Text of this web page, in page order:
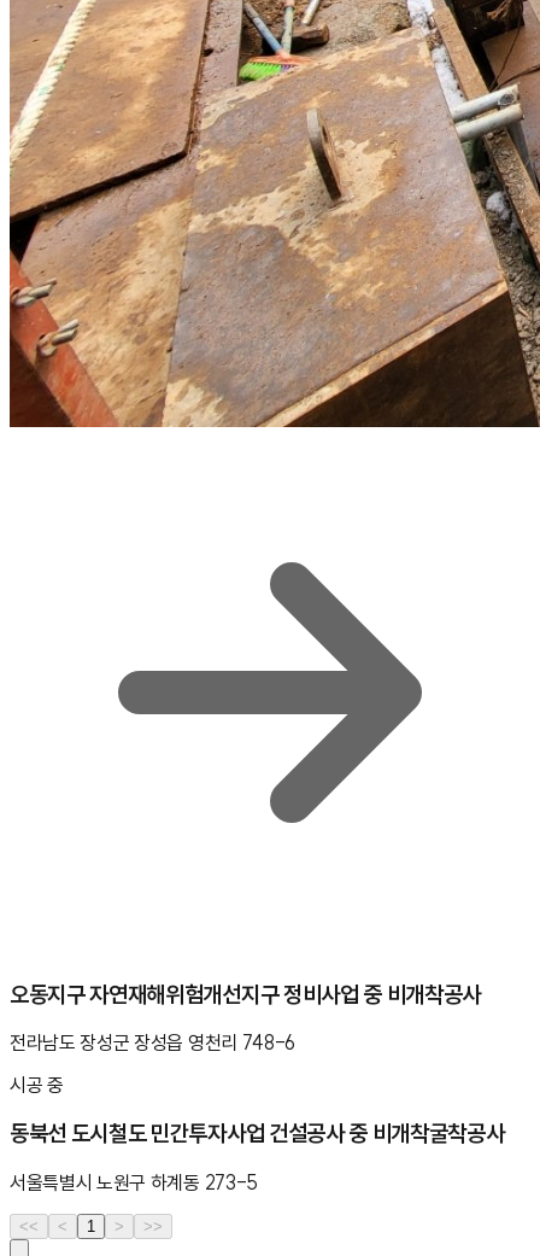
오동지구 자연재해위험개선지구 정비사업 중 비개착공사
전라남도 장성군 장성읍 영천리 748-6
시공 중
동북선 도시철도 민간투자사업 건설공사 중 비개착굴착공사
서울특별시 노원구 하계동 273-5
<< < 1 > >>